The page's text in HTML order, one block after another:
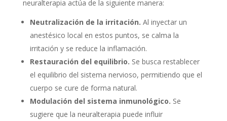
neuralterapia actúa de la siguiente manera:
Neutralización de la irritación. Al inyectar un
anestésico local en estos puntos, se calma la
irritación y se reduce la inflamación.
Restauración del equilibrio. Se busca restablecer
el equilibrio del sistema nervioso, permitiendo que el
cuerpo se cure de forma natural.
Modulación del sistema inmunológico. Se
sugiere que la neuralterapia puede influir